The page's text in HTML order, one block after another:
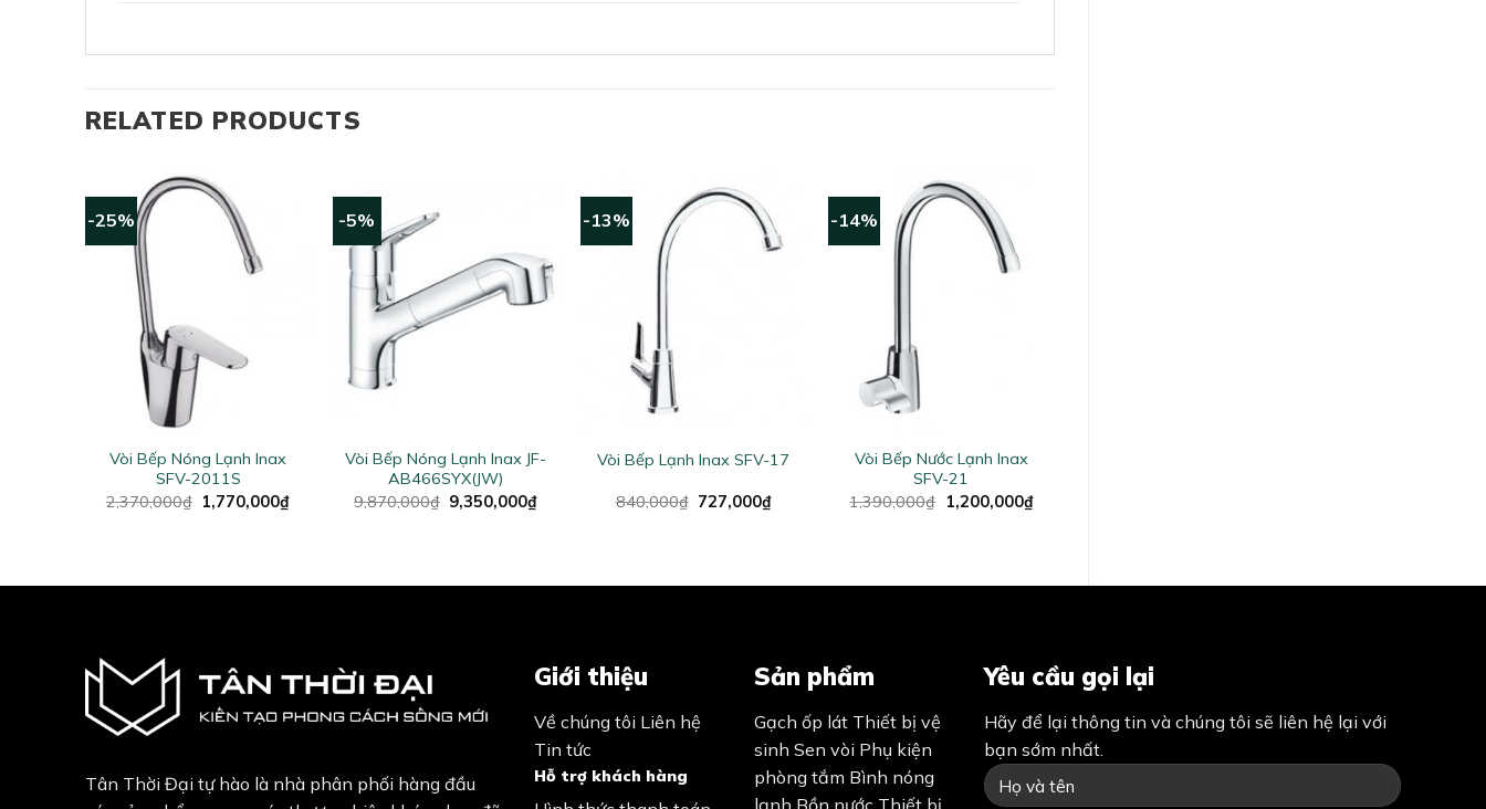
RELATED PRODUCTS
-25%
Vòi Bếp Nóng Lạnh Inax
SFV-2011S
2,370,000₫ Original
price
1,770,000₫Current
-5%
Vòi Bếp Nóng Lạnh Inax JF-
AB466SYX(JW)
9,870,000₫ Original
price
9,350,000₫Current
-13%
Vòi Bếp Lạnh Inax SFV-17
840,000₫ Original
price
727,000₫Current
price
-14%
Vòi Bếp Nước Lạnh Inax
SFV-21
1,390,000₫ Original
price
1,200,000₫Current
price
Tân Thời Đại tự hào là nhà phân phối hàng đầu
Giới thiệu
Về chúng tôi Liên hệ
Tin tức
Hỗ trợ khách hàng
Sản phẩm
Gạch ốp lát Thiết bị vệ
sinh Sen vòi Phụ kiện
phòng tắm Bình nóng
Yêu cầu gọi lại
Hãy để lại thông tin và chúng tôi sẽ liên hệ lại với
bạn sớm nhất.